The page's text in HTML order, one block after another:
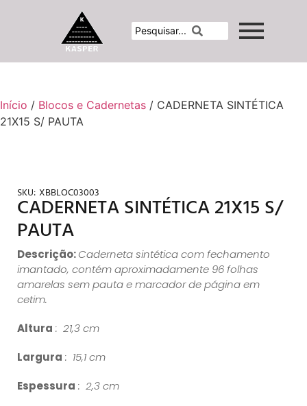
Início / Blocos e Cadernetas / CADERNETA SINTÉTICA
21X15 S/ PAUTA
SKU: XBBLOC03003
CADERNETA SINTÉTICA 21X15 S/
PAUTA
Descrição:Caderneta sintética com fechamento
imantado, contém aproximadamente 96 folhas
amarelas sem pauta e marcador de página em
cetim.
Altura : 21,3 cm
Largura : 15,1 cm
Espessura : 2,3 cm